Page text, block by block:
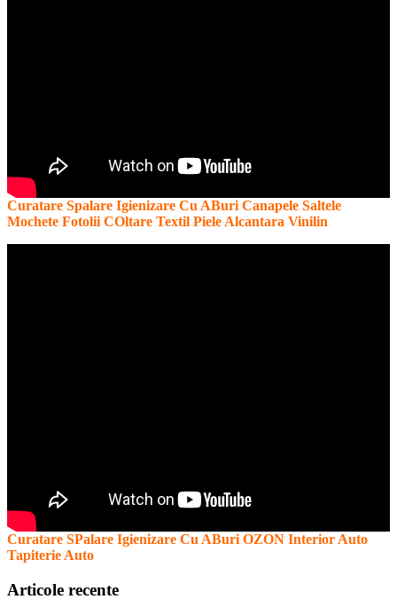
Curatare Spalare Igienizare Cu ABuri Canapele Saltele
Mochete Fotolii COltare Textil Piele Alcantara Vinilin
Curatare SPalare Igienizare Cu ABuri OZON Interior Auto
Tapiterie Auto
Articole recente